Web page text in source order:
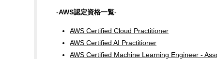
-AWS認定資格一覧-
AWS Certified Cloud Practitioner
AWS Certified AI Practitioner
AWS Certified Machine Learning Engineer -